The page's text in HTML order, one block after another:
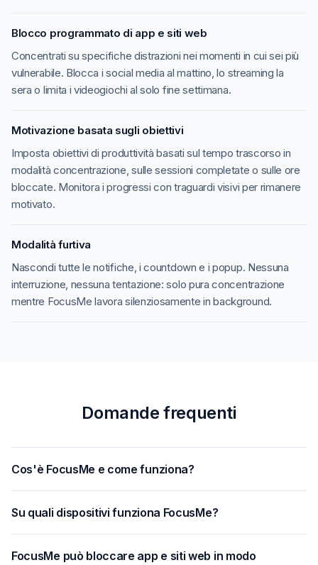
Blocco programmato di app e siti web
Concentrati su specifiche distrazioni nei momenti in cui sei più
vulnerabile. Blocca i social media al mattino, lo streaming la
sera o limita i videogiochi al solo fine settimana.
Motivazione basata sugli obiettivi
Imposta obiettivi di produttività basati sul tempo trascorso in
modalità concentrazione, sulle sessioni completate o sulle ore
bloccate. Monitora i progressi con traguardi visivi per rimanere
motivato.
Modalità furtiva
Nascondi tutte le notifiche, i countdown e i popup. Nessuna
interruzione, nessuna tentazione: solo pura concentrazione
mentre FocusMe lavora silenziosamente in background.
Domande frequenti
Cos'è FocusMe e come funziona?
Su quali dispositivi funziona FocusMe?
FocusMe può bloccare app e siti web in modo